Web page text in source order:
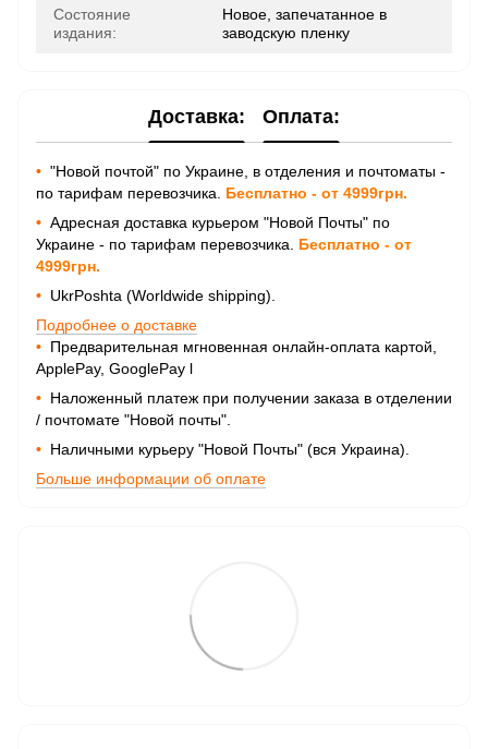
Состояние
издания:
Новое, запечатанное в
заводскую пленку
Доставка: Оплата:
• "Новой почтой" по Украине, в отделения и почтоматы -
по тарифам перевозчика. Бесплатно - от 4999грн.
• Адресная доставка курьером "Новой Почты" по
Украине - по тарифам перевозчика. Бесплатно - от
4999грн.
• UkrPoshta (Worldwide shipping).
Подробнее о доставке
• Предварительная мгновенная онлайн-оплата картой,
ApplePay, GooglePay l
• Наложенный платеж при получении заказа в отделении
/ почтомате "Новой почты".
• Наличными курьеру "Новой Почты" (вся Украина).
Больше информации об оплате